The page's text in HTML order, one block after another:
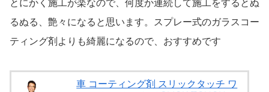
とにかく施工が楽なので、何度か連続して施工をするとぬ
るぬる、艶々になると思います。スプレー式のガラスコー
ティング剤よりも綺麗になるので、おすすめです
車 コーティング剤 スリックタッチ ワ